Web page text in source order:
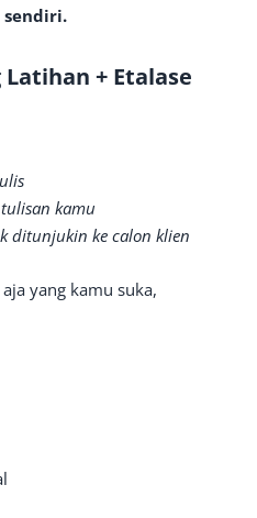
sendiri.
+ Etalase
kamu
ditunjukin ke calon klien
yang kamu suka,